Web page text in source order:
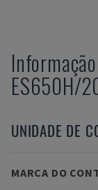
ES650H/
UNIDADE DE
MARCA DO